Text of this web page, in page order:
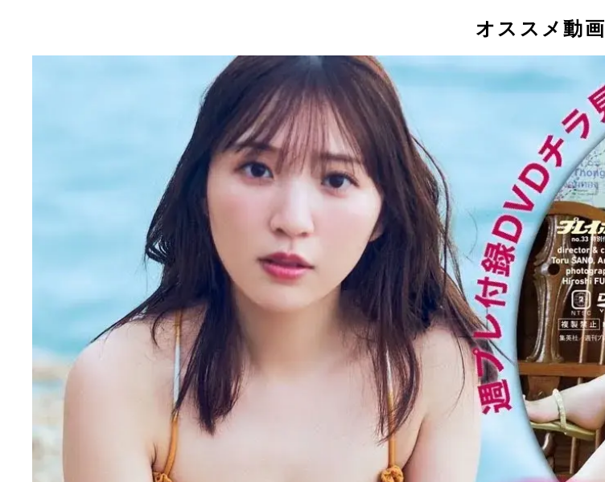
オススメ動画